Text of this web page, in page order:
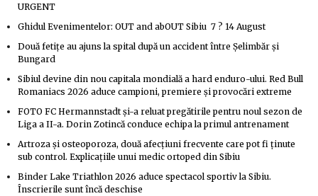
URGENT
Ghidul Evenimentelor: OUT and abOUT Sibiu 7 ? 14 August
Două fetițe au ajuns la spital după un accident între Șelimbăr și
Bungard
Sibiul devine din nou capitala mondială a hard enduro-ului. Red Bull
Romaniacs 2026 aduce campioni, premiere și provocări extreme
FOTO FC Hermannstadt și-a reluat pregătirile pentru noul sezon de
Liga a II-a. Dorin Zotincă conduce echipa la primul antrenament
Artroza și osteoporoza, două afecțiuni frecvente care pot fi ținute
sub control. Explicațiile unui medic ortoped din Sibiu
Binder Lake Triathlon 2026 aduce spectacol sportiv la Sibiu.
Înscrierile sunt încă deschise